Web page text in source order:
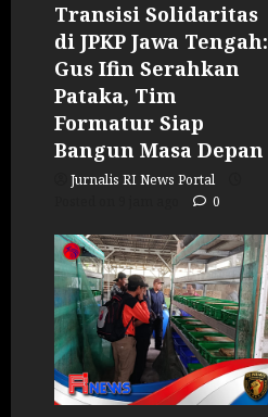
Transisi Solidaritas
di JPKP Jawa Tengah:
Gus Ifin Serahkan
Pataka, Tim
Formatur Siap
Bangun Masa Depan
Jurnalis RI News Portal
0